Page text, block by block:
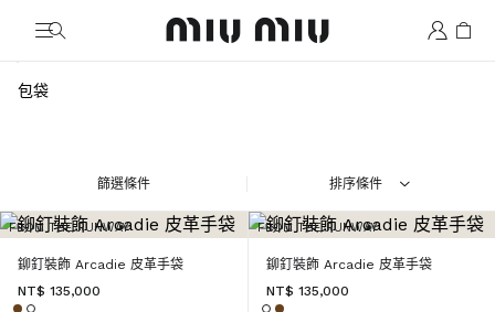
MiuMiu logo
包袋
篩選條件 排序條件
FROM THE RUNWAY
鉚釘裝飾 Arcadie 皮革手袋
NT$ 135,000
FROM THE RUNWAY
鉚釘裝飾 Arcadie 皮革手袋
NT$ 135,000